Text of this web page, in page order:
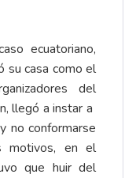
ecuatoriano,
su casa como el
del
llegó a instar a
no conformarse
motivos, en el
que huir del